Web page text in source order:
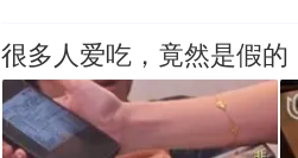
很多人爱吃，竟然是假